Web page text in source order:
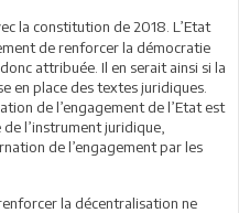
la constitution de 2018. L’Etat
de renforcer la démocratie
attribuée. Il en serait ainsi si la
en place des textes juridiques.
de l’engagement de l’Etat est
de l’instrument juridique,
de l’engagement par les
la décentralisation ne